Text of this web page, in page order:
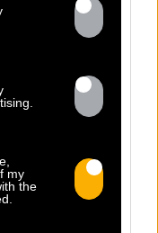
my
the13.07